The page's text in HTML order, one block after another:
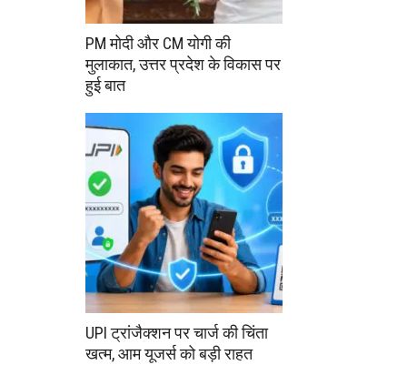
PM मोदी और CM योगी की
मुलाकात, उत्तर प्रदेश के विकास पर
हुई बात
UPI ट्रांजैक्शन पर चार्ज की चिंता
खत्म, आम यूजर्स को बड़ी राहत